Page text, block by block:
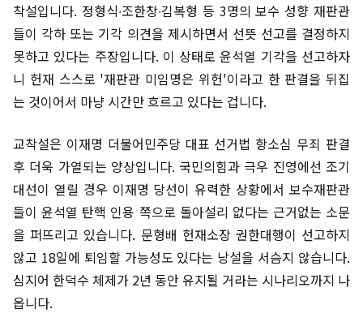
착설입니다. 정형식∙조한창∙김복형 등 3명의 보수 성향 재판관
들이 각하 또는 기각 의견을 제시하면서 선뜻 선고를 결정하지
못하고 있다는 주장입니다. 이 상태로 윤석열 기각을 선고하자
니 헌재 스스로 '재판관 미임명은 위헌'이라고 한 판결을 뒤집
는 것이어서 마냥 시간만 흐르고 있다는 겁니다.
교착설은 이재명 더불어민주당 대표 선거법 항소심 무죄 판결
후 더욱 가열되는 양상입니다. 국민의힘과 극우 진영에선 조기
대선이 열릴 경우 이재명 당선이 유력한 상황에서 보수재판관
들이 윤석열 탄핵 인용 쪽으로 돌아설리 없다는 근거없는 소문
을 퍼뜨리고 있습니다. 문형배 헌재소장 권한대행이 선고하지
않고 18일에 퇴임할 가능성도 있다는 낭설을 서슴지 않습니다.
심지어 한덕수 체제가 2년 동안 유지될 거라는 시나리오까지 나
옵니다.